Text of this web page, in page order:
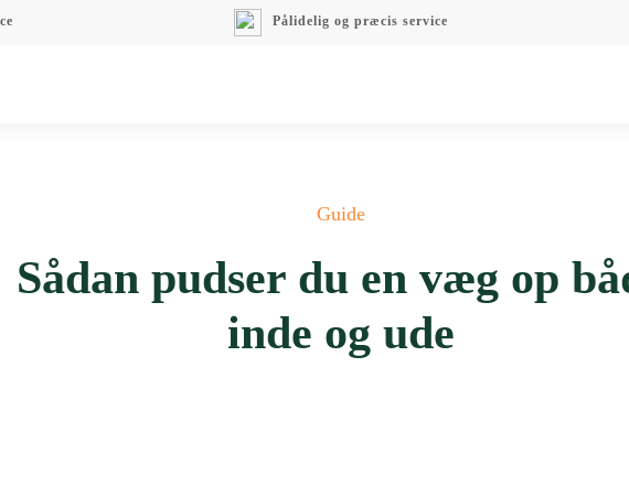
Pålidelig og præcis service
Guide
Sådan pudser du en væg op
inde og ude